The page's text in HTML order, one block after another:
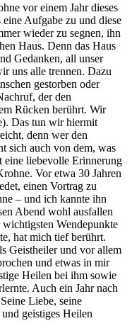
vor einem Jahr dieses
Aufgabe zu und diese
wieder zu segnen, ihn
Haus. Denn das Haus
Gedanken, all unser
uns alle trennen. Dazu
gestorben oder
der den
Rücken berührt. Wir
Das tun wir hiermit
denn wer den
sich auch von dem, was
eine liebevolle Erinnerung
Vor etwa 30 Jahren
einen Vortrag zu
– und ich kannte ihn
Abend wohl ausfallen
Wendepunkte
hat mich tief berührt.
Geistheiler und vor allem
und etwas in mir
Heilen bei ihm sowie
Auch ein Jahr nach
Liebe, seine
geistiges Heilen